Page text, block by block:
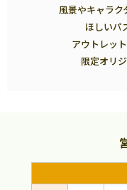
風景やキャラク
ほしいパ
アウトレッ
限定オリ